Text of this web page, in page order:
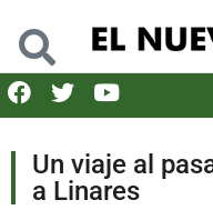
Un viaje al
a Linares